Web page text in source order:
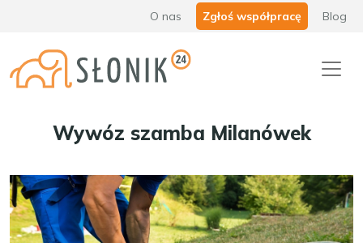
O nas Zgłoś współpracę Blog
Wywóz szamba Milanówek